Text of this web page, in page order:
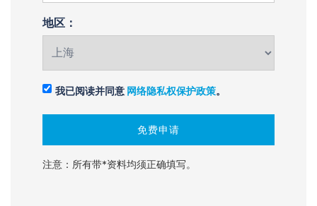
地区：
我已阅读并同意 网络隐私权保护政策。
注意：所有带*资料均须正确填写。